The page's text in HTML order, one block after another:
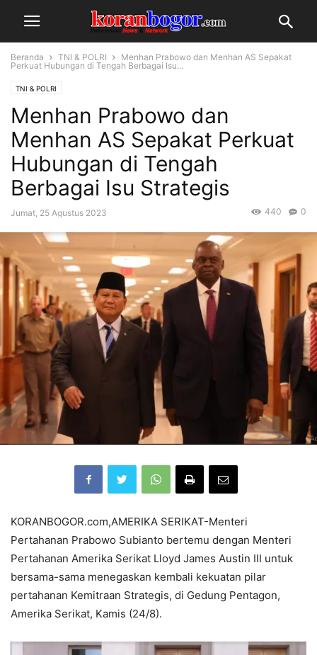
Beranda TNI & POLRI
Menhan Prabowo dan Menhan AS Sepakat
Perkuat Hubungan di Tengah Berbagai Isu...
TNI & POLRI
Menhan Prabowo dan
Menhan AS Sepakat Perkuat
Hubungan di Tengah
Berbagai Isu Strategis
Jumat, 25 Agustus 2023 0
440
KORANBOGOR.com,AMERIKA SERIKAT-Menteri
Pertahanan Prabowo Subianto bertemu dengan Menteri
Pertahanan Amerika Serikat Lloyd James Austin III untuk
bersama-sama menegaskan kembali kekuatan pilar
pertahanan Kemitraan Strategis, di Gedung Pentagon,
Amerika Serikat, Kamis (24/8).